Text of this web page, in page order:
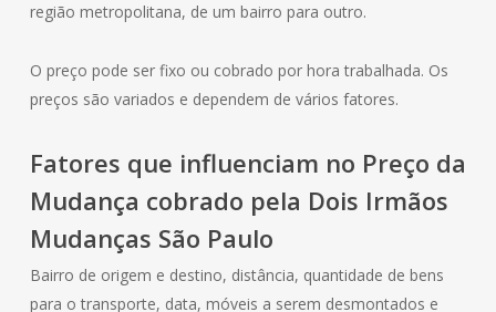
região metropolitana, de um bairro para outro.
O preço pode ser fixo ou cobrado por hora trabalhada. Os
preços são variados e dependem de vários fatores.
Fatores que influenciam no Preço da
Mudança cobrado pela Dois Irmãos
Mudanças São Paulo
Bairro de origem e destino, distância, quantidade de bens
para o transporte, data, móveis a serem desmontados e